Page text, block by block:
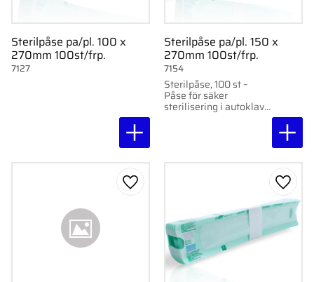
Sterilpåse pa/pl. 100 x
270mm 100st/frp.
7127
Sterilpåse pa/pl. 150 x
270mm 100st/frp.
Sterilpåse, 100 st –
Påse för säker
sterilisering i autoklav
7154
Lägg till i favoriter Lägg